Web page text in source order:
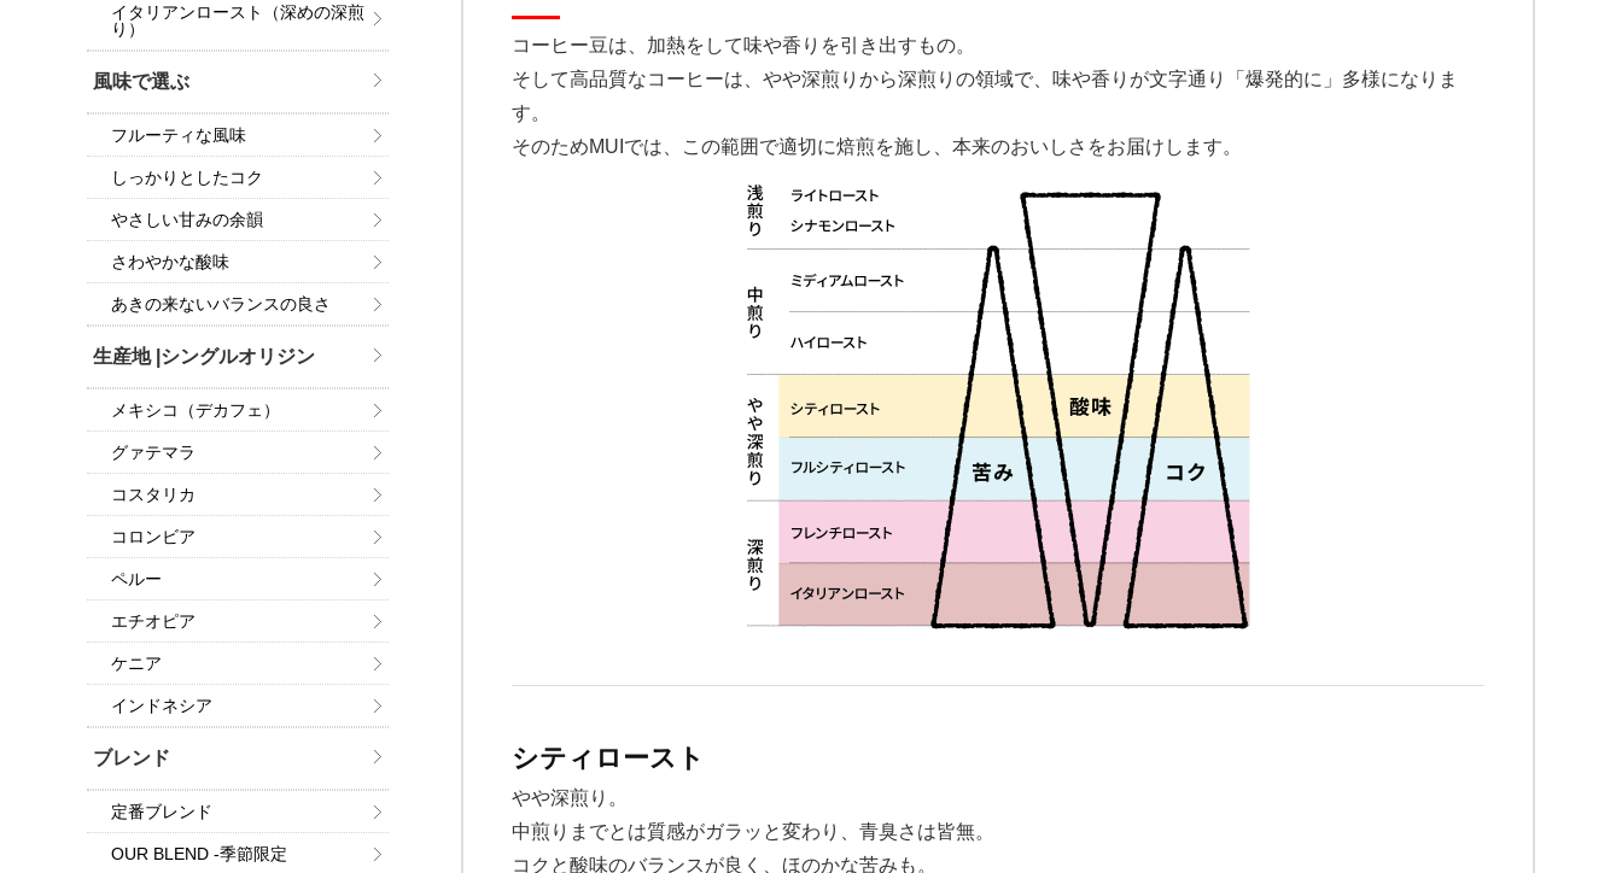
コーヒー豆は、加熱をして味や香りを引き出すもの。
そして高品質なコーヒーは、やや深煎りから深煎りの領域で、味や香りが文字通り「爆発的に」多様になりま
す。
そのためMUIでは、この範囲で適切に焙煎を施し、本来のおいしさをお届けします。
シティロースト
やや深煎り。
中煎りまでとは質感がガラッと変わり、青臭さは皆無。
コクと酸味のバランスが良く、ほのかな苦みも。
イタリアンロースト（深めの深煎
り）
風味で選ぶ
フルーティな風味
しっかりとしたコク
やさしい甘みの余韻
さわやかな酸味
あきの来ないバランスの良さ
生産地 |シングルオリジン
メキシコ（デカフェ）
グァテマラ
コスタリカ
コロンビア
ペルー
エチオピア
ケニア
インドネシア
ブレンド
定番ブレンド
OUR BLEND -季節限定